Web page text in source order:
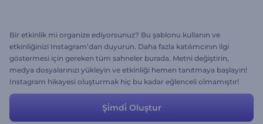
Bir etkinlik mi organize ediyorsunuz? Bu şablonu kullanın ve
etkinliğinizi Instagram’dan duyurun. Daha fazla katılımcının ilgi
göstermesi için gereken tüm sahneler burada. Metni değiştirin,
medya dosyalarınızı yükleyin ve etkinliği hemen tanıtmaya başlayın!
Instagram hikayesi oluşturmak hiç bu kadar eğlenceli olmamıştır!
Şi̇mdi̇ Oluştur